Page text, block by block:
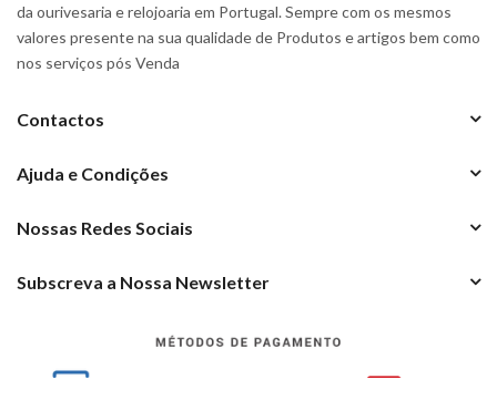
da ourivesaria e relojoaria em Portugal. Sempre com os mesmos
valores presente na sua qualidade de Produtos e artigos bem como
nos serviços pós Venda
Contactos
Ajuda e Condições
Nossas Redes Sociais
Subscreva a Nossa Newsletter